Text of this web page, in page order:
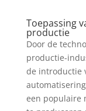
Toepassing
productie
Door de
productie-
de introductie
een populaire